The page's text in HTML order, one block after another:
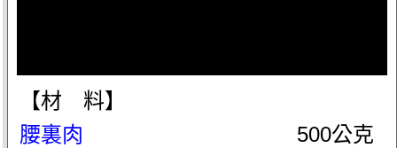
【材 料】
腰裏肉
500公克